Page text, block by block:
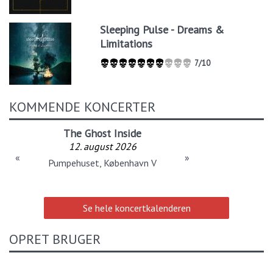
Sleeping Pulse - Dreams &
Limitations
7/10
KOMMENDE KONCERTER
The Ghost Inside
12. august 2026
Pumpehuset, København V
« »
Se hele koncertkalenderen
OPRET BRUGER